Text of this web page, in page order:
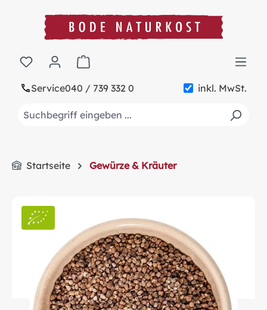
springen
Service040 / 739 332 0 inkl. MwSt.
Warenkorb enthält 0 Positionen. Der
Startseite Gewürze & Kräuter
Bildergalerie überspringen